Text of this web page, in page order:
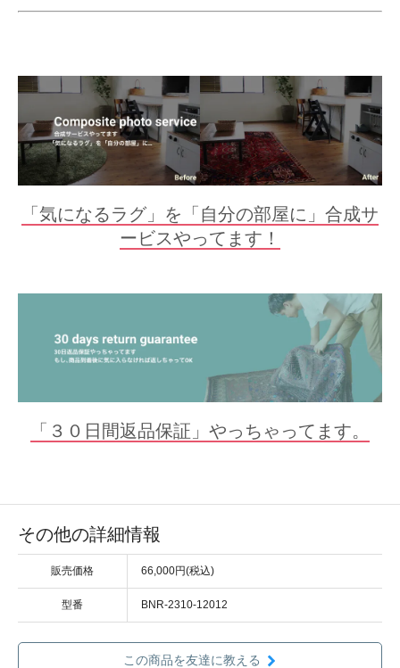
「気になるラグ」を「自分の部屋に」合成サ
ービスやってます！
「３０日間返品保証」やっちゃってます。
その他の詳細情報
販売価格 66,000円(税込)
型番 BNR-2310-12012
この商品を友達に教える